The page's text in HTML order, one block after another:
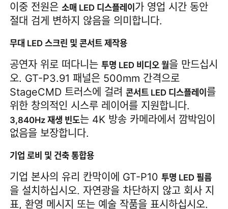
이중 전원은 소매 LED 디스플레이 가 영업 시간 동안
절대 검게 변하지 않음을 의미합니다.
무대 LED 스크린 및 콘서트 제작용
공연자 위로 떠다니는 투명 LED 비디오 월을 만드십시
오. GT-P3.91 패널은 500mm 간격으로
StageCMD 트러스에 걸려 콘서트 LED 디스플레이 를
3,840Hz 재생 빈도는 4K 방송 카메라에서 깜박임이
없음을 보장합니다.
기업 로비 및 건축 통합용
기업 본사의 유리 칸막이에 GT-P10 투명 LED 필름
을 설치하십시오. 자연광을 차단하지 않고 회사 지